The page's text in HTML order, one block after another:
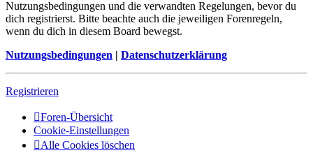
Nutzungsbedingungen und die verwandten Regelungen, bevor du
dich registrierst. Bitte beachte auch die jeweiligen Forenregeln,
wenn du dich in diesem Board bewegst.
Nutzungsbedingungen | Datenschutzerklärung
Registrieren
Foren-Übersicht
Cookie-Einstellungen
Alle Cookies löschen